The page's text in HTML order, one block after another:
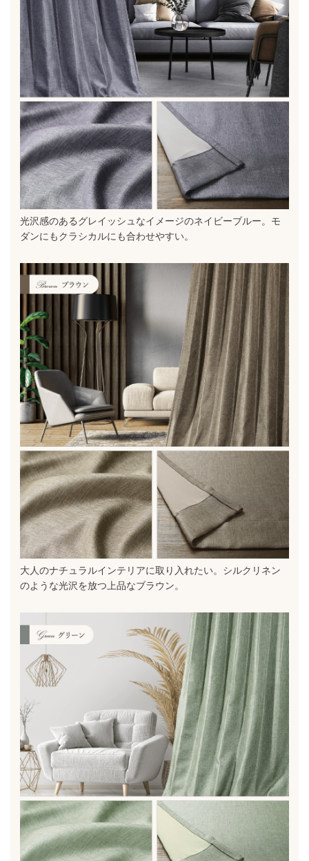
光沢感のあるグレイッシュなイメージのネイビーブルー。モ
ダンにもクラシカルにも合わせやすい。
大人のナチュラルインテリアに取り入れたい。シルクリネン
のような光沢を放つ上品なブラウン。